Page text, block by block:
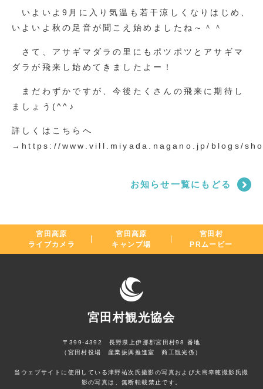
いよいよ9月に入り気温も若干涼しくなりはじめ、
いよいよ秋の足音が聞こえ始めましたね～＾＾
さて、アサギマダラの里にもポツポツとアサギマ
ダラが飛来し始めてきましたよー！
まだわずかですが、今後たくさんの飛来に期待し
ましょう(^^♪
詳しくはこちらへ
→https://www.vill.miyada.nagano.jp/blogs/
お知らせ一覧にもどる
宮田高原
ライブカメラ
宮田高原
キャンプ場
宮田村
PRムービー
宮田村観光協会
〒399-4392 長野県上伊那郡宮田村98 番地
（宮田村役場 産業振興推進室 商工観光係）
当ウェブサイトに使用している津野祐次氏撮影の写真および大島幸穂撮影氏撮
影の写真は、無断転載禁止です。